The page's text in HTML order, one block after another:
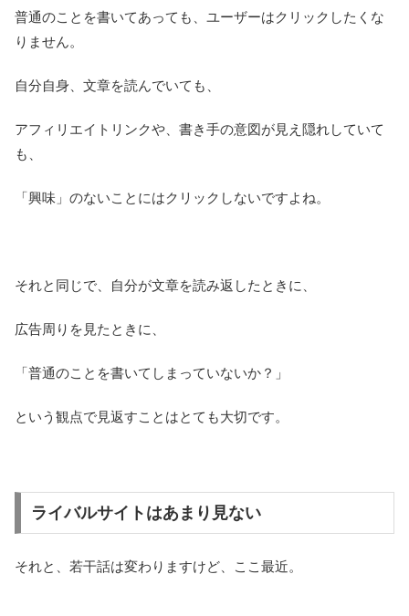
普通のことを書いてあっても、ユーザーはクリックしたくな
りません。
自分自身、文章を読んでいても、
アフィリエイトリンクや、書き手の意図が見え隠れしていて
も、
「興味」のないことにはクリックしないですよね。
それと同じで、自分が文章を読み返したときに、
広告周りを見たときに、
「普通のことを書いてしまっていないか？」
という観点で見返すことはとても大切です。
ライバルサイトはあまり見ない
それと、若干話は変わりますけど、ここ最近。